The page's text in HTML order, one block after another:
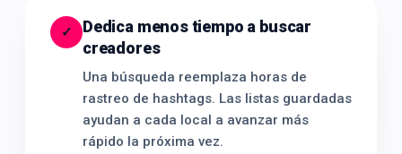
✓
Dedica menos tiempo a buscar
creadores
Una búsqueda reemplaza horas de
rastreo de hashtags. Las listas guardadas
ayudan a cada local a avanzar más
rápido la próxima vez.